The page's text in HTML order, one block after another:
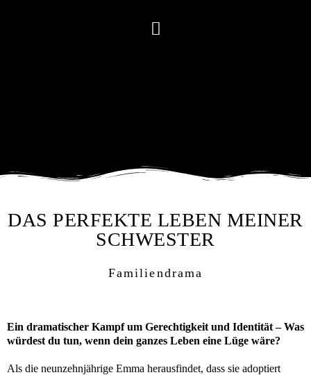
DAS PERFEKTE LEBEN MEINER
SCHWESTER
Familiendrama
Ein dramatischer Kampf um Gerechtigkeit und Identität – Was
würdest du tun, wenn dein ganzes Leben eine Lüge wäre?
Als die neunzehnjährige Emma herausfindet, dass sie adoptiert